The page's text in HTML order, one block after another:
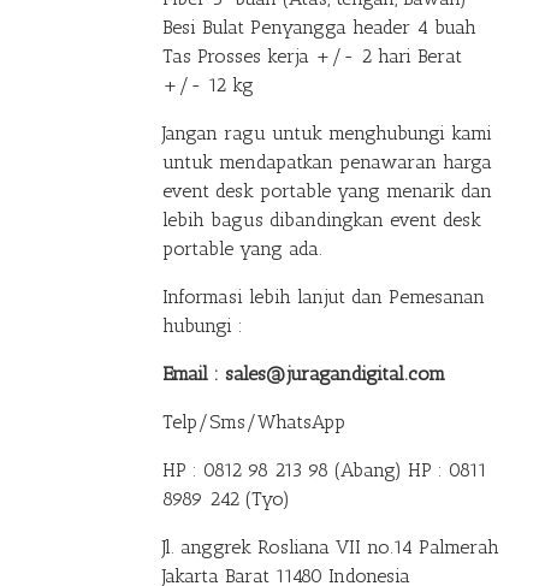
Besi Bulat Penyangga header 4 buah
Tas Prosses kerja +/- 2 hari Berat
+/- 12 kg
Jangan ragu untuk menghubungi kami
untuk mendapatkan penawaran harga
event desk portable yang menarik dan
lebih bagus dibandingkan event desk
portable yang ada.
Informasi lebih lanjut dan Pemesanan
hubungi :
Email : sales@juragandigital.com
Telp/Sms/WhatsApp
HP : 0812 98 213 98 (Abang) HP : 0811
8989 242 (Tyo)
Jl. anggrek Rosliana VII no.14 Palmerah
Jakarta Barat 11480 Indonesia